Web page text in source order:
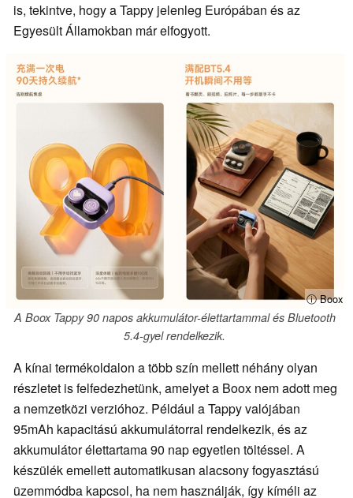
is, tekintve, hogy a Tappy jelenleg Európában és az
Egyesült Államokban már elfogyott.
ⓘ Boox
A Boox Tappy 90 napos akkumulátor-élettartammal és Bluetooth
5.4-gyel rendelkezik.
A kínai termékoldalon a több szín mellett néhány olyan
részletet is felfedezhetünk, amelyet a Boox nem adott meg
a nemzetközi verzióhoz. Például a Tappy valójában
95mAh kapacitású akkumulátorral rendelkezik, és az
akkumulátor élettartama 90 nap egyetlen töltéssel. A
készülék emellett automatikusan alacsony fogyasztású
üzemmódba kapcsol, ha nem használják, így kíméli az